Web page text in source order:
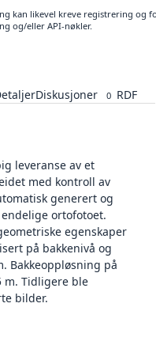
kan likevel kreve registrering og
og/eller API-nøkler.
Diskusjoner 0 RDF
leveranse av et
med kontroll av
generert og
ortofotoet.
egenskaper
på bakkenivå og
Bakkeoppløsning på
m. Tidligere ble
bilder.